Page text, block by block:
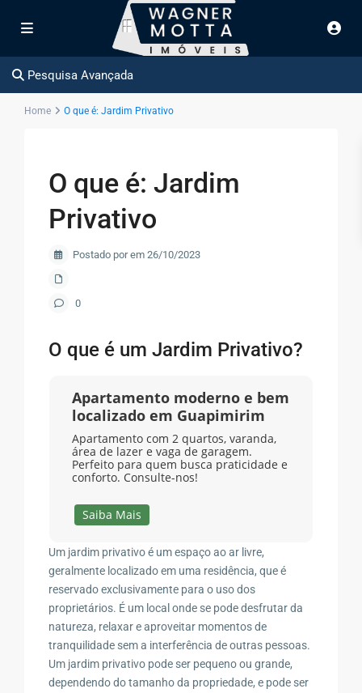
Pesquisa Avançada
Home O que é: Jardim Privativo
O que é: Jardim
Privativo
Postado por em 26/10/2023
0
O que é um Jardim Privativo?
Apartamento moderno e bem
localizado em Guapimirim
Apartamento com 2 quartos, varanda,
área de lazer e vaga de garagem.
Perfeito para quem busca praticidade e
conforto. Consulte-nos!
Saiba Mais
Um jardim privativo é um espaço ao ar livre,
geralmente localizado em uma residência, que é
reservado exclusivamente para o uso dos
proprietários. É um local onde se pode desfrutar da
natureza, relaxar e aproveitar momentos de
tranquilidade sem a interferência de outras pessoas.
Um jardim privativo pode ser pequeno ou grande,
dependendo do tamanho da propriedade, e pode ser